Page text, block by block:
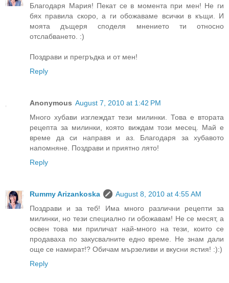
Благодаря Мария! Пекат се в момента при мен! Не ги
бях правила скоро, а ги обожаваме всички в къщи. И
моята дъщеря споделя мнението ти относно
отслабването. :)
Поздрави и прегръдка и от мен!
Reply
Anonymous August 7, 2010 at 1:42 PM
Много хубави изглеждат тези милинки. Това е втората
рецепта за милинки, която виждам този месец. Май е
време да си направя и аз. Благодаря за хубавото
напомняне. Поздрави и приятно лято!
Reply
Rummy Arizankoska
August 8, 2010 at 4:55 AM
Поздрави и за теб! Има много различни рецепти за
милинки, но тези специално ги обожавам! Не се месят, а
освен това ми приличат най-много на тези, които се
продаваха по закусвалните едно време. Не знам дали
още се намират!? Обичам мързеливи и вкусни ястия! :):)
Reply